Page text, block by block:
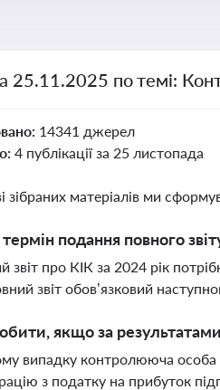
25.11.2025 по темі:
14341 джерел
4 публікації за 25 листопада
зібраних матеріалів ми
подання повного
звіт про КІК за 2024 рік
звіт обов’язковий
якщо за результатами
випадку контролююча
з податку на прибуток